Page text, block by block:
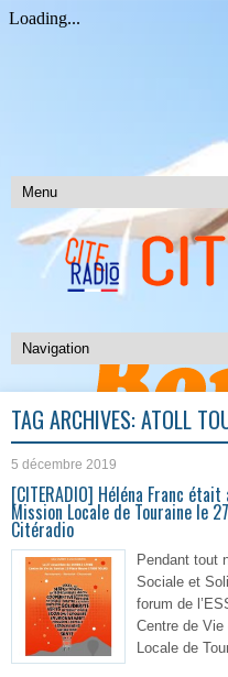
TAG ARCHIVES:ATOLL
5 décembre 2019
[CITERADIO] Héléna Franc
Mission Locale de Touraine le
Citéradio
Pendant tout
Sociale et
forum de
Centre de
Locale de